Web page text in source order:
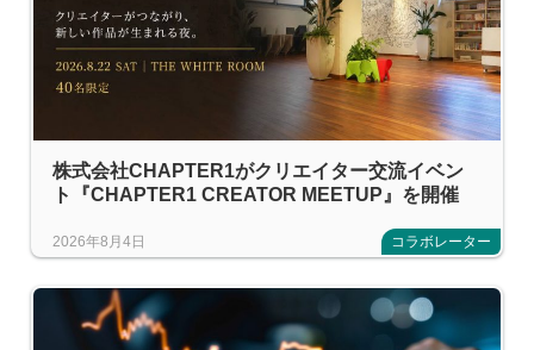
株式会社CHAPTER1がクリエイター交流イベン
ト『CHAPTER1 CREATOR MEETUP』を開催
2026年8月4日 コラボレーター